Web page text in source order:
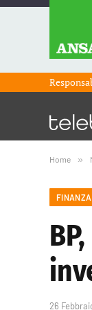
Home »
FINANZA
26